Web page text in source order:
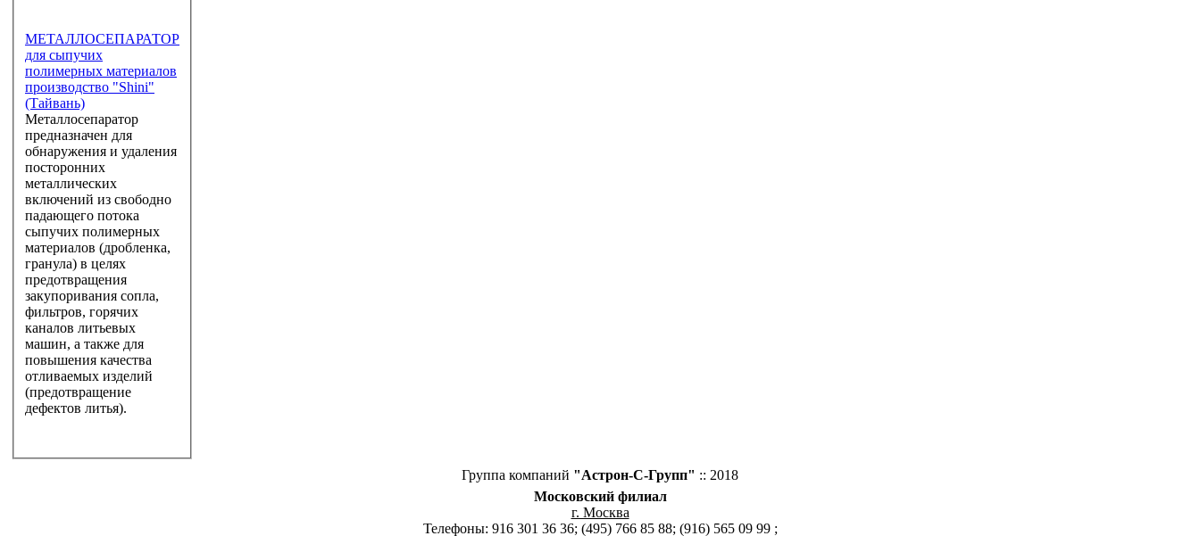
МЕТАЛЛОСЕПАРАТОР
для сыпучих
полимерных материалов
производство "Shini"
(Тайвань)
Металлосепаратор
предназначен для
обнаружения и удаления
посторонних
металлических
включений из свободно
падающего потока
сыпучих полимерных
материалов (дробленка,
гранула) в целях
предотвращения
закупоривания сопла,
фильтров, горячих
каналов литьевых
машин, а также для
повышения качества
отливаемых изделий
(предотвращение
дефектов литья).
Группа компаний "Астрон-С-Групп" :: 2018
Московский филиал
г. Москва
Телефоны: 916 301 36 36; (495) 766 85 88; (916) 565 09 99 ;